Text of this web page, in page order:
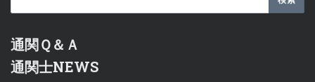
通関Ｑ＆Ａ
通関士NEWS